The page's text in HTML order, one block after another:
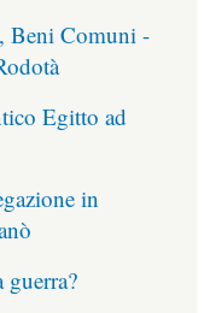
Beni Comuni -
Egitto ad
in